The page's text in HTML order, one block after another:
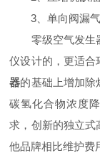
3、单向阀漏气
零级空气发生器
仪设计的，更适合
器的基础上增加除
碳氢化合物浓度
求，创新的独立式
他品牌相比维护费